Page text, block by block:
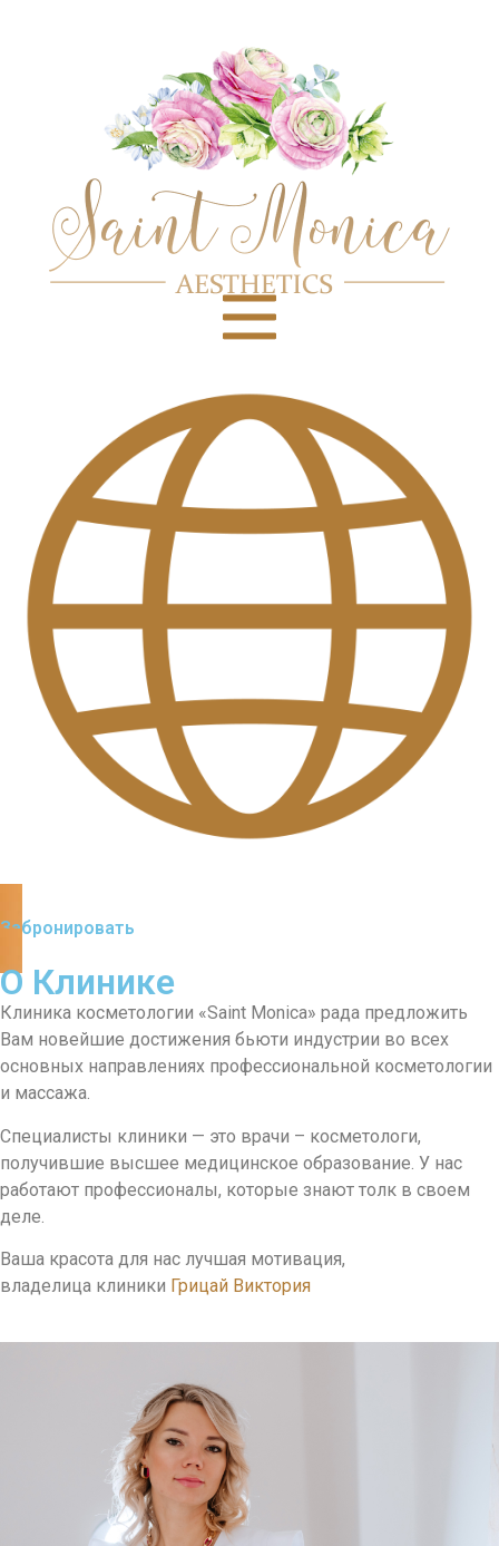
Забронировать
О Клинике
Клиника косметологии «Saint Monica» рада предложить
Вам новейшие достижения бьюти индустрии во всех
основных направлениях профессиональной косметологии
и массажа.
Специалисты клиники — это врачи – косметологи,
получившие высшее медицинское образование. У нас
работают профессионалы, которые знают толк в своем
деле.
Ваша красота для нас лучшая мотивация,
владелица клиники Грицай Виктория